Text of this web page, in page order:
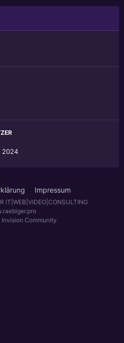
2024
Impressum
IT|WEB|VIDEO|CONSULTING
Community